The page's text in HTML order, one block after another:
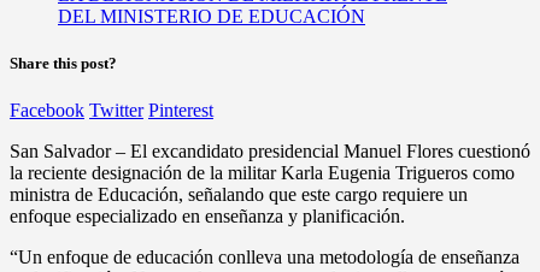
Share this post?
Facebook Twitter Pinterest
San Salvador – El excandidato presidencial Manuel Flores cuestionó
la reciente designación de la militar Karla Eugenia Trigueros como
ministra de Educación, señalando que este cargo requiere un
enfoque especializado en enseñanza y planificación.
“Un enfoque de educación conlleva una metodología de enseñanza